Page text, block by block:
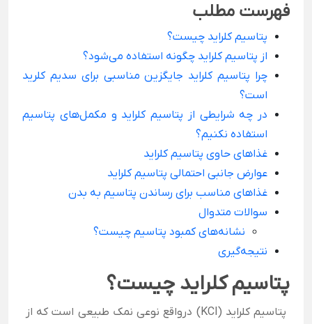
فهرست مطلب
پتاسیم کلراید چیست؟
از پتاسیم کلراید چگونه استفاده می‌شود؟
چرا پتاسیم کلراید جایگزین مناسبی برای سدیم کلرید
است؟
در چه شرایطی از پتاسیم کلراید و مکمل‌های پتاسیم
استفاده نکنیم؟
غذاهای حاوی پتاسیم کلراید
عوارض جانبی احتمالی پتاسیم کلراید
غذاهای مناسب برای رساندن پتاسیم به بدن
سوالات متدوال
نشانه‌های کمبود پتاسیم چیست؟
نتیجه‌گیری
پتاسیم کلراید چیست؟
پتاسیم کلراید (KCl) درواقع نوعی نمک طبیعی است که از